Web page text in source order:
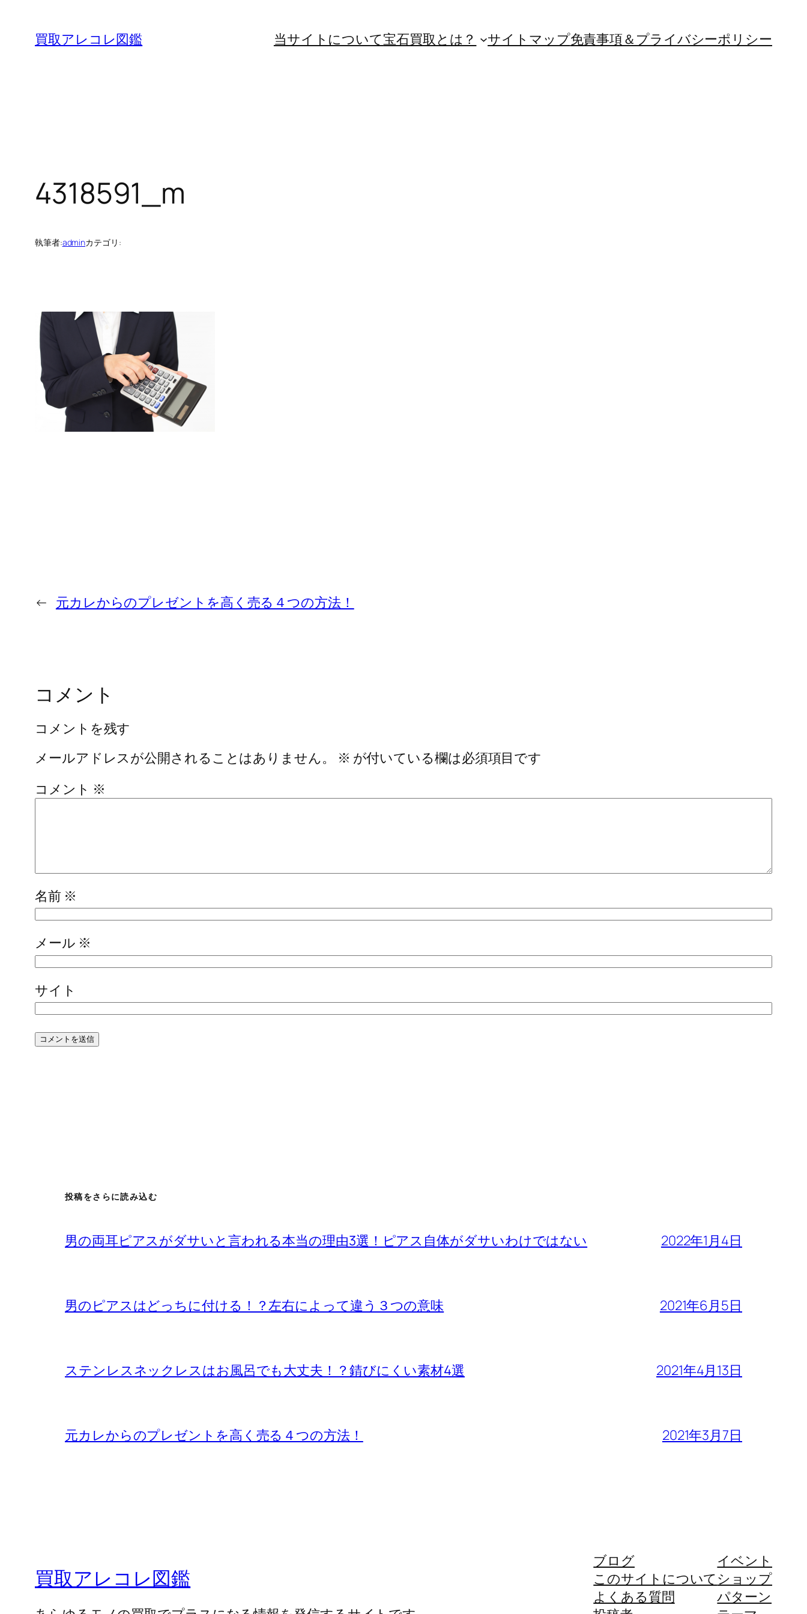
買取アレコレ図鑑 当サイトについて宝石買取とは？ サイトマップ免責事項＆プライバシーポリシー
4318591_m
執筆者:adminカテゴリ:
← 元カレからのプレゼントを高く売る４つの方法！
コメント
コメントを残す
メールアドレスが公開されることはありません。
※ が付いている欄は必須項目です
コメント ※
名前 ※
メール ※
サイト
投稿をさらに読み込む
男の両耳ピアスがダサいと言われる本当の理由3選！ピアス自体がダサいわけではない 2022年1月4日
男のピアスはどっちに付ける！？左右によって違う３つの意味 2021年6月5日
ステンレスネックレスはお風呂でも大丈夫！？錆びにくい素材4選 2021年4月13日
元カレからのプレゼントを高く売る４つの方法！ 2021年3月7日
買取アレコレ図鑑
ブログ
このサイトについて
よくある質問
イベント
ショップ
パターン